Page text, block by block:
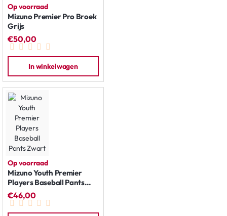
Op voorraad
Mizuno Premier Pro Broek
Grijs
€50,00
In winkelwagen
Op voorraad
Mizuno Youth Premier
Players Baseball Pants
Zwart
€46,00